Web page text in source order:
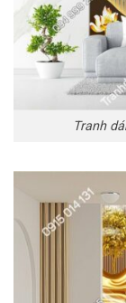
Tranh